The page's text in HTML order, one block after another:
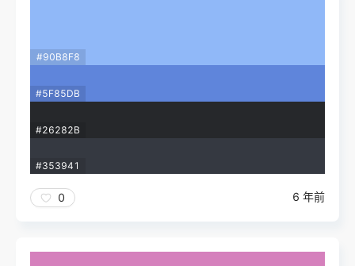
#90B8F8
#5F85DB
#26282B
#353941
0 6 年前